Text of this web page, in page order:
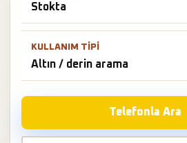
Stokta
KULLANIM TIPI
Altın / derin arama
Telefonla Ara